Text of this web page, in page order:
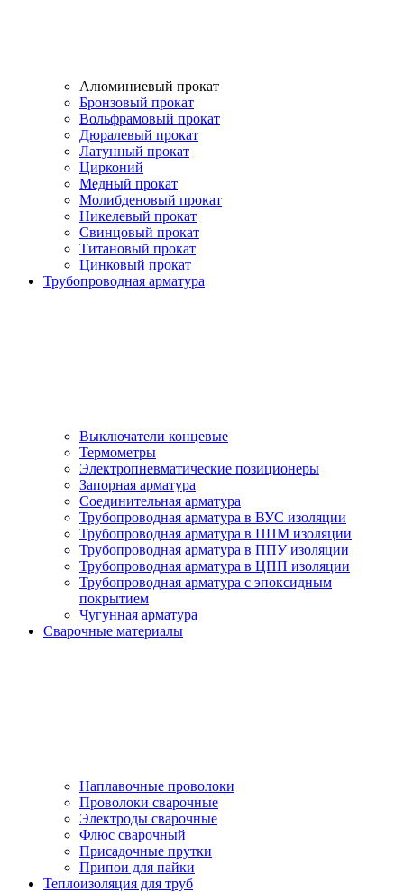
Алюминиевый прокат
Бронзовый прокат
Вольфрамовый прокат
Дюралевый прокат
Латунный прокат
Цирконий
Медный прокат
Молибденовый прокат
Никелевый прокат
Свинцовый прокат
Титановый прокат
Цинковый прокат
Трубопроводная арматура
Выключатели концевые
Термометры
Электропневматические позиционеры
Запорная арматура
Соединительная арматура
Трубопроводная арматура в ВУС изоляции
Трубопроводная арматура в ППМ изоляции
Трубопроводная арматура в ППУ изоляции
Трубопроводная арматура в ЦПП изоляции
Трубопроводная арматура с эпоксидным
покрытием
Чугунная арматура
Сварочные материалы
Наплавочные проволоки
Проволоки сварочные
Электроды сварочные
Флюс сварочный
Присадочные прутки
Припои для пайки
Теплоизоляция для труб